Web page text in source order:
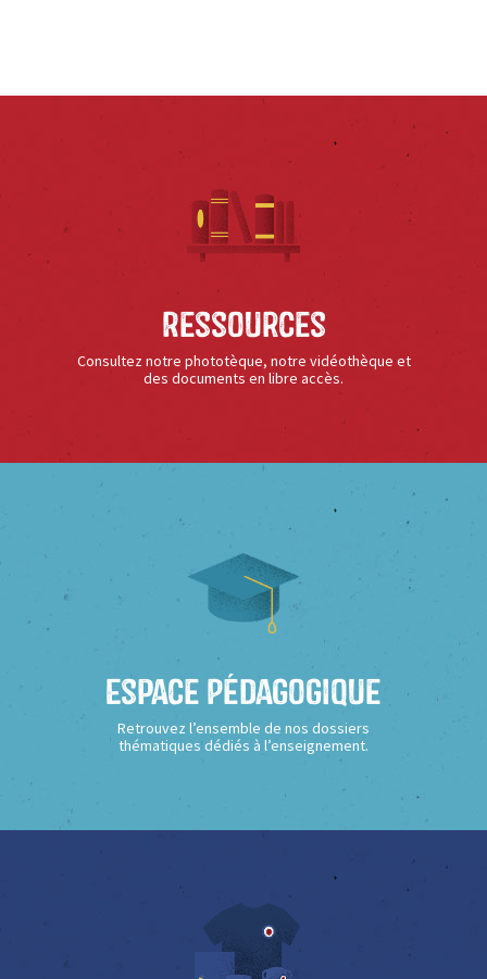
Ressources
Consultez notre phototèque, notre vidéothèque et
des documents en libre accès.
Espace Pédagogique
Retrouvez l’ensemble de nos dossiers
thématiques dédiés à l’enseignement.